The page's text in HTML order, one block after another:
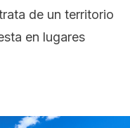
de un territorio
en lugares